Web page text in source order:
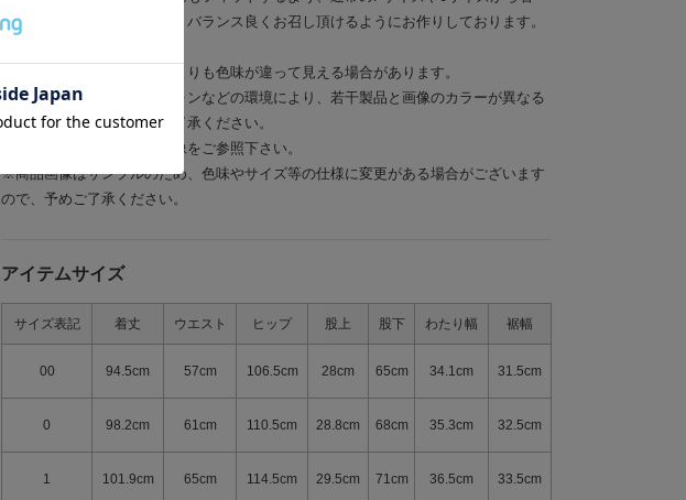
丈・袖丈などをリサイズし、バランス良くお召し頂けるようにお作りしております。
※照明の関係により、実際よりも色味が違って見える場合があります。
またパソコン・スマートフォンなどの環境により、若干製品と画像のカラーが異なる
場合もございます。予めご了承ください。
商品の色味は、商品単品画像をご参照下さい。
※商品画像はサンプルのため、色味やサイズ等の仕様に変更がある場合がございます
ので、予めご了承ください。
アイテムサイズ
サイズ表記 着丈 ウエスト ヒップ 股上 股下 わたり幅 裾幅
00 94.5cm 57cm 106.5cm 28cm 65cm 34.1cm 31.5cm
0 98.2cm 61cm 110.5cm 28.8cm 68cm 35.3cm 32.5cm
1 101.9cm 65cm 114.5cm 29.5cm 71cm 36.5cm 33.5cm